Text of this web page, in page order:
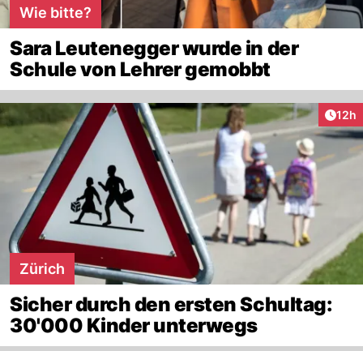
Wie bitte?
Sara Leutenegger wurde in der
Schule von Lehrer gemobbt
12h
Zürich
Sicher durch den ersten Schultag:
30'000 Kinder unterwegs